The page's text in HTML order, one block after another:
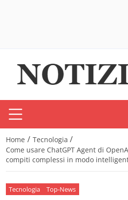
Home / Tecnologia /
Come usare ChatGPT Agent di
compiti complessi in modo
Tecnologia Top-News